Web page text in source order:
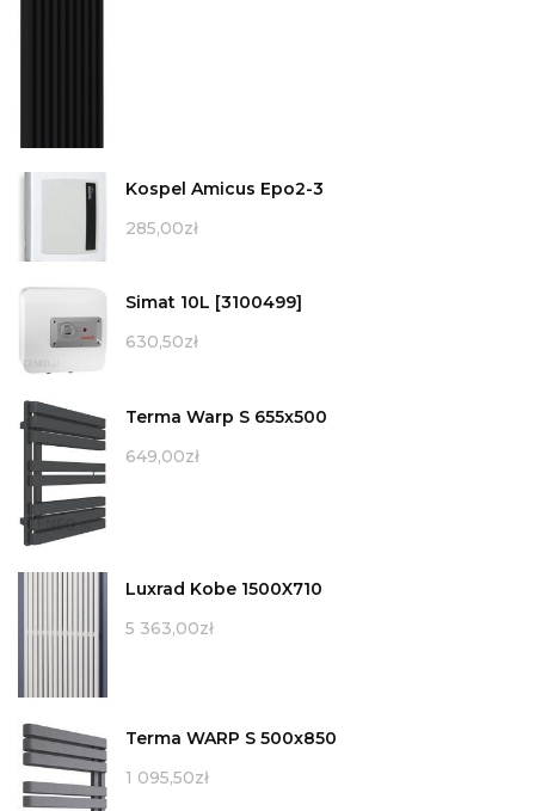
Kospel Amicus Epo2-3
285,00zł
Simat 10L [3100499]
630,50zł
Terma Warp S 655x500
649,00zł
Luxrad Kobe 1500X710
5 363,00zł
Terma WARP S 500x850
1 095,50zł